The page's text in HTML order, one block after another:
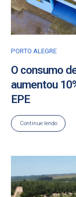
PORTO ALEGRE
O consumo
aumentou
EPE
Continue lendo